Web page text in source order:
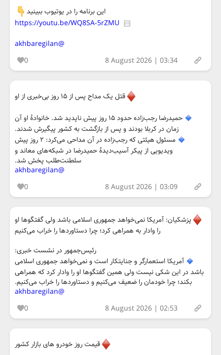
این برنامه را در یوتیوب ببینید
https://youtu.be/WQ8SA-5rZMU
@akhbaregilan
0
8 August 2026 | 03:34
قتل یک مداح پس از ۱۵ روز بی‌خبری از او
حمیدرضا رجب‌زاده حدود ۱۵ روز پیش ناپدید شد. خانوادۀ او آن
زمان در کربلا بودند و پس از بازگشت به کشور پیگیرش شدند.
مسئول هیئتی که رجب‌زاده در آن مداحی می‌کرد: ۲ روز پیش
ویدیویی از پیکر آسیب‌دیدۀ حمیدرضا در شبکه‌های معاند و
سلطنت‌طلب پخش شد.
@akhbaregilan
0
8 August 2026 | 03:09
پزشکیان: آمریکا نمی‌خواهد جمهوری اسلامی باشد ولی گفتگوها او
را وادار به همراهی کرد؛ چرا دستاوردها را خراب می‌کنیم
رئیس‌جمهور در نشست خبری:
آمریکا استعمارگر و جنایتکار است و نمی‌خواهد جمهوری اسلامی
باشد در این شکی نیست ولی همین گفتگوها او را وادار کرد که همراهی
بکند؛ چرا خودمان را ضعیف می‌کنیم و دستاوردها را خراب می‌کنیم.
@akhbaregilan
0
8 August 2026 | 02:53
قیمت روز خودرو های بازار کشور